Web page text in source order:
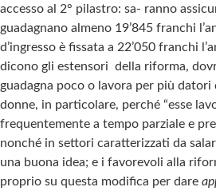
accesso al 2° pilastro: sa- ranno
guadagnano almeno 19’845 franchi
d’ingresso è fissata a 22’050 franchi
dicono gli estensori della riforma,
guadagna poco o lavora per più datori
donne, in particolare, perché “esse
frequentemente a tempo parziale e
nonché in settori caratterizzati da
una buona idea; e i favorevoli alla
proprio su questa modifica per dare